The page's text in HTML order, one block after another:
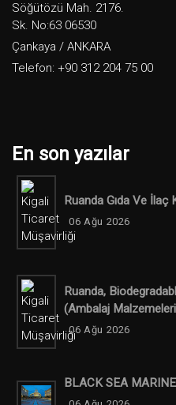
Söğütözü Mah. 2176.
Sk. No:63 06530
Çankaya / ANKARA
Telefon: +90 312 204 75 00
En son yazılar
Ruanda Gıda Ve İlaç
06 Ağu 2026
Ruanda,
(ambalaj
06 Ağu 2026
BLACK SEA